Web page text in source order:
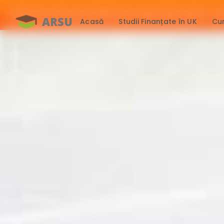
Sesiunea din Iunie 2026 este deschisă pentru
ARSU Acasă Studii Finanțate în UK